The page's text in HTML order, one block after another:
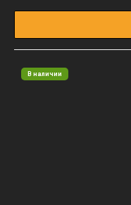
В наличии